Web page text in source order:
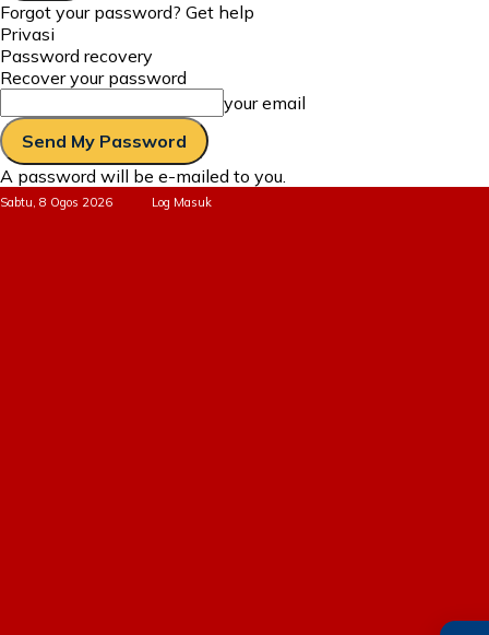
Forgot your password? Get help
Privasi
Password recovery
Recover your password
your email
A password will be e-mailed to you.
Sabtu, 8 Ogos 2026 Log Masuk